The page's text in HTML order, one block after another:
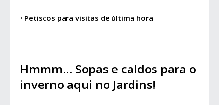
• Petiscos para visitas de última hora
Hmmm… Sopas e caldos para o
inverno aqui no Jardins!